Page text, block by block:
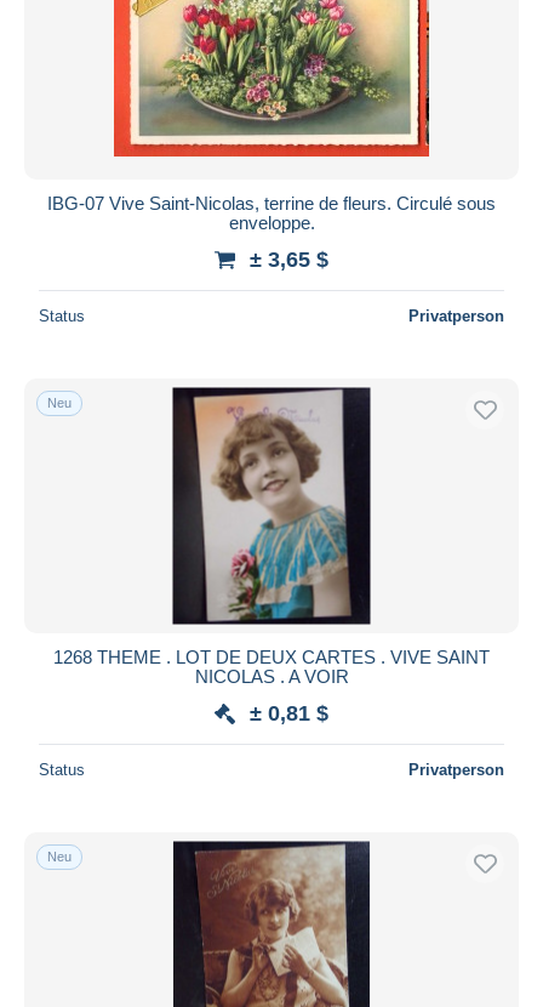
IBG-07 Vive Saint-Nicolas, terrine de fleurs. Circulé sous
enveloppe.
± 3,65 $
Status Privatperson
Neu
1268 THEME . LOT DE DEUX CARTES . VIVE SAINT
NICOLAS . A VOIR
± 0,81 $
Status Privatperson
Neu